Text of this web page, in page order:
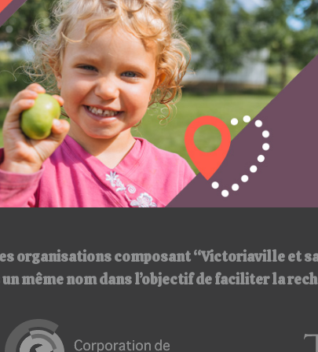
organisations composant “Victoriaville et
même nomdans l’objectif de faciliter la